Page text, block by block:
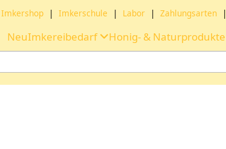
Imkershop | Imkerschule | Labor | Zahlungsarten |
NeuImkereibedarf Honig- & Naturprodukte